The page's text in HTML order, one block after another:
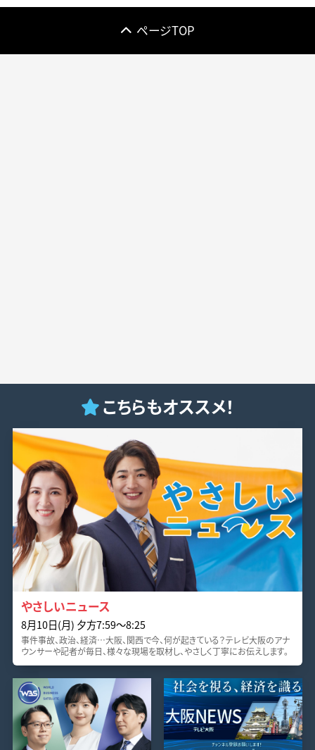
ページTOP
こちらもオススメ！
やさしいニュース
8月10日(月) 夕方7:59〜8:25
事件事故、政治、経済…大阪、関西で今、何が起きている？テレビ大阪のアナ
ウンサーや記者が毎日、様々な現場を取材し、やさしく丁寧にお伝えします。